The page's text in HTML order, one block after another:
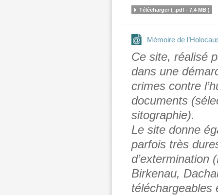
Télécharger ( .pdf - 7,4 MB )
Mémoire de
Ce site, réalisé
dans une
crimes contre
documents
sitographie).
Le site donne
parfois très
d’extermination
Birkenau,
téléchargeables